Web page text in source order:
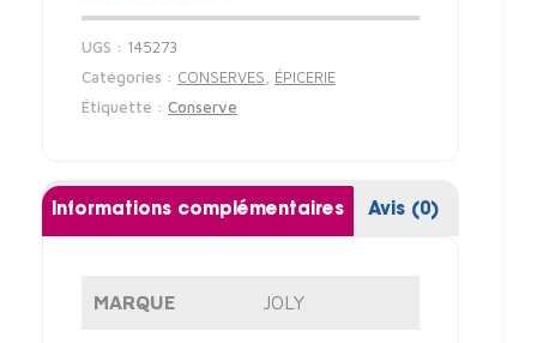
UGS : 145273
Catégories : CONSERVES
ÉPICERIE
Étiquette : Conserve
Informations complémentaires Avis (0)
MARQUE JOLY